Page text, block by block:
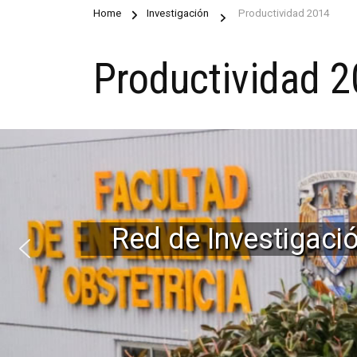
Home Investigación Productividad 2014
Productividad